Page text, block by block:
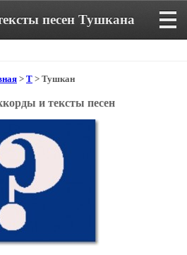
песен Тушкана
> Т > Тушкан
и тексты песен